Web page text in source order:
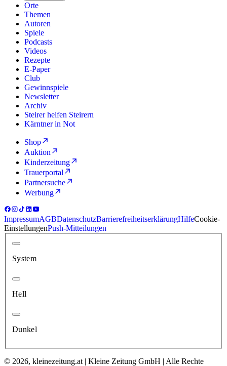
Orte
Themen
Autoren
Spiele
Podcasts
Videos
Rezepte
E-Paper
Club
Gewinnspiele
Newsletter
Archiv
Steirer helfen Steirern
Kärntner in Not
Shop
Auktion
Kinderzeitung
Trauerportal
Partnersuche
Werbung
ImpressumAGBDatenschutzBarrierefreiheitserklärungHilfeCookie-
EinstellungenPush-Mitteilungen
System
Hell
Dunkel
© 2026, kleinezeitung.at | Kleine Zeitung GmbH | Alle Rechte